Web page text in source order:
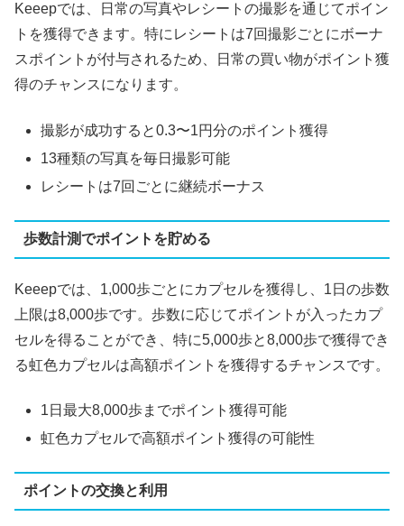
Keeepでは、日常の写真やレシートの撮影を通じてポイン
トを獲得できます。特にレシートは7回撮影ごとにボーナ
スポイントが付与されるため、日常の買い物がポイント獲
得のチャンスになります。
撮影が成功すると0.3〜1円分のポイント獲得
13種類の写真を毎日撮影可能
レシートは7回ごとに継続ボーナス
歩数計測でポイントを貯める
Keeepでは、1,000歩ごとにカプセルを獲得し、1日の歩数
上限は8,000歩です。歩数に応じてポイントが入ったカプ
セルを得ることができ、特に5,000歩と8,000歩で獲得でき
る虹色カプセルは高額ポイントを獲得するチャンスです。
1日最大8,000歩までポイント獲得可能
虹色カプセルで高額ポイント獲得の可能性
ポイントの交換と利用